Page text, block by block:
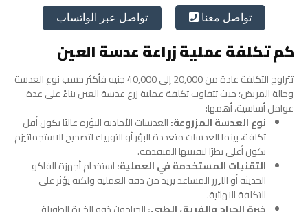
تواصل معنا تواصل عبر الواتساب
كم تكلفة عملية زراعة عدسة العين
تتراوح التكلفة عادة من 20,000 إلى 40,000 جنيه فأكثر حسب نوع العدسة
وحالة المريض؛ حيث تتفاوت تكلفة عملية زرع عدسة العين بناءً على عدة
عوامل أساسية، أهمها:
نوع العدسة المزروعة:العدسات الأحادية البؤرة غالبًا تكون أقل
تكلفة، بينما العدسات متعددة البؤر أو التوريك لتصحيح الاستجماتيزم
تكون أغلى نظرًا لتقنيتها المتقدمة.
التقنيات المستخدمة في العملية:استخدام أجهزة الفاكو
الحديثة أو الليزر المساعد يزيد من دقة العملية ولكنه يؤثر على
التكلفة النهائية.